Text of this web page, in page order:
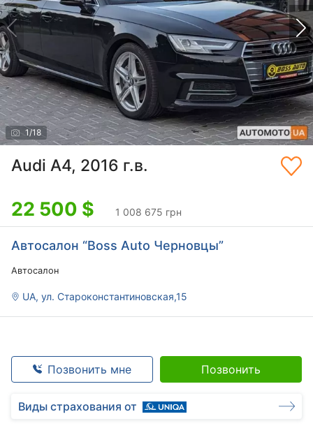
1/18
Audi A4, 2016 г.в.
22 500 $ 1 008 675 грн
Автосалон “Boss Auto Черновцы”
Автосалон
UA, ул. Староконстантиновская,15
Позвонить мне Позвонить
Виды страхования от